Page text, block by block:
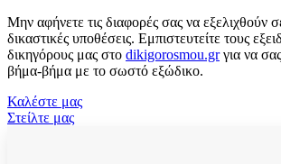
Μην αφήνετε τις διαφορές σας να εξελιχθούν
δικαστικές υποθέσεις. Εμπιστευτείτε τους
δικηγόρους μας στο dikigorosmou.grγια να
βήμα-βήμα με το σωστό εξώδικο.
Καλέστε μας
Στείλτε μας